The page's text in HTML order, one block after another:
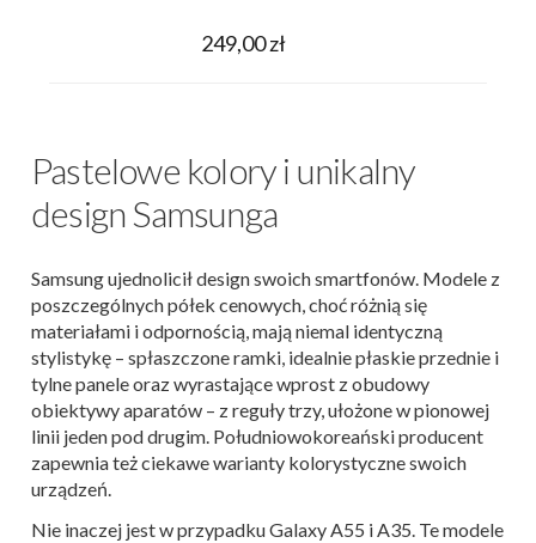
249,00 zł
Pastelowe kolory i unikalny
design Samsunga
Samsung ujednolicił design swoich smartfonów. Modele z
poszczególnych półek cenowych, choć różnią się
materiałami i odpornością, mają niemal identyczną
stylistykę – spłaszczone ramki, idealnie płaskie przednie i
tylne panele oraz wyrastające wprost z obudowy
obiektywy aparatów – z reguły trzy, ułożone w pionowej
linii jeden pod drugim. Południowokoreański producent
zapewnia też ciekawe warianty kolorystyczne swoich
urządzeń.
Nie inaczej jest w przypadku Galaxy A55 i A35. Te modele